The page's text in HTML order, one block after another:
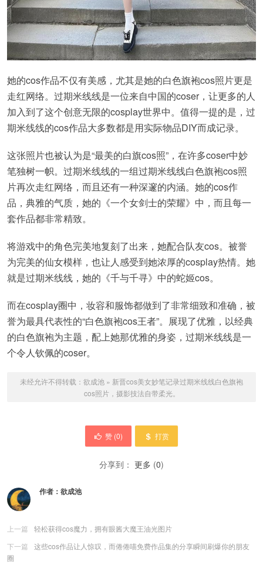
她的cos作品不仅有美感，尤其是她的白色旗袍cos照片更是
走红网络。过期米线线是一位来自中国的coser，让更多的人
加入到了这个创意无限的cosplay世界中。值得一提的是，过
期米线线的cos作品大多数都是用实际物品DIY而成记录。
这张照片也被认为是“最美的白旗cos照”，在许多coser中妙
笔独树一帜。过期米线线的一组过期米线线白色旗袍cos照
片再次走红网络，而且还有一种深邃的内涵。她的cos作
品，典雅的气质，她的《一个女剑士的荣耀》中，而且每一
套作品都非常精致。
将游戏中的角色完美地复刻了出来，她配合队友cos。被誉
为完美的仙女模样，也让人感受到她浓厚的cosplay热情。她
就是过期米线线，她的《千与千寻》中的蛇姬cos。
而在cosplay圈中，妆容和服饰都做到了非常细致和准确，被
誉为最具代表性的“白色旗袍cos王者”。展现了优雅，以经典
的白色旗袍为主题，配上她那优雅的身姿，过期米线线是一
个令人钦佩的coser。
未经允许不得转载： 欲成池 » 新晋cos美女妙笔记录过期米线线白色旗袍
cos照片，摄影技法自带柔光。
赞 (0) 打赏
分享到： 更多 (0)
作者： 欲成池
上一篇
轻松获得cos魔力，拥有眼酱大魔王油光图片
下一篇
这些cos作品让人惊叹，而倦倦喵免费作品集的分享瞬间刷爆你的朋友
圈